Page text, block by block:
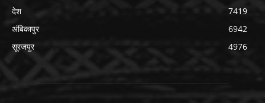
देश
7419
अंबिकापुर
6942
सूरजपुर
4976